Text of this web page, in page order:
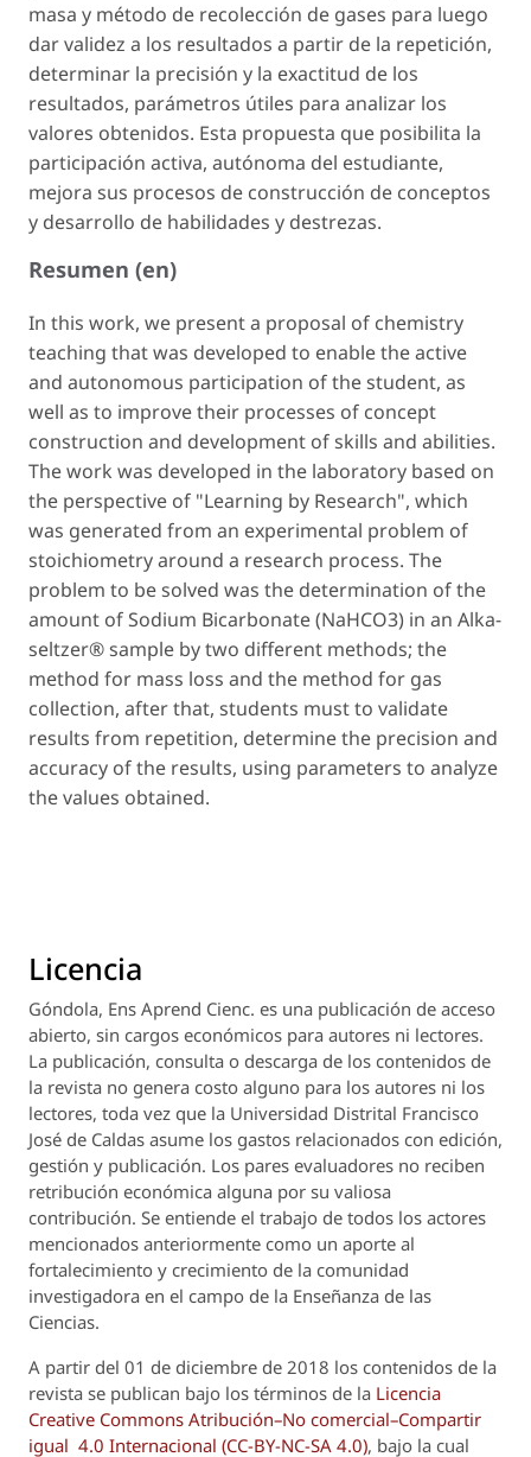
masa y método de recolección de gases para luego
dar validez a los resultados a partir de la repetición,
determinar la precisión y la exactitud de los
resultados, parámetros útiles para analizar los
valores obtenidos. Esta propuesta que posibilita la
participación activa, autónoma del estudiante,
mejora sus procesos de construcción de conceptos
y desarrollo de habilidades y destrezas.
Resumen (en)
In this work, we present a proposal of chemistry
teaching that was developed to enable the active
and autonomous participation of the student, as
well as to improve their processes of concept
construction and development of skills and abilities.
The work was developed in the laboratory based on
the perspective of "Learning by Research", which
was generated from an experimental problem of
stoichiometry around a research process. The
problem to be solved was the determination of the
amount of Sodium Bicarbonate (NaHCO3) in an Alka-
seltzer® sample by two different methods; the
method for mass loss and the method for gas
collection, after that, students must to validate
results from repetition, determine the precision and
accuracy of the results, using parameters to analyze
the values obtained.
Licencia
Góndola, Ens Aprend Cienc. es una publicación de acceso
abierto, sin cargos económicos para autores ni lectores.
La publicación, consulta o descarga de los contenidos de
la revista no genera costo alguno para los autores ni los
lectores, toda vez que la Universidad Distrital Francisco
José de Caldas asume los gastos relacionados con edición,
gestión y publicación. Los pares evaluadores no reciben
retribución económica alguna por su valiosa
contribución. Se entiende el trabajo de todos los actores
mencionados anteriormente como un aporte al
fortalecimiento y crecimiento de la comunidad
investigadora en el campo de la Enseñanza de las
Ciencias.
A partir del 01 de diciembre de 2018 los contenidos de la
revista se publican bajo los términos de la Licencia
Creative Commons Atribución–No comercial–Compartir
igual 4.0 Internacional (CC-BY-NC-SA 4.0), bajo la cual